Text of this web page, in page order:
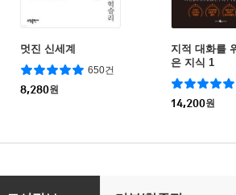
멋진 신세계
650건
8,280원
지적 대화를
은 지식 1
14,200원
유전자 (40주년 기념판)